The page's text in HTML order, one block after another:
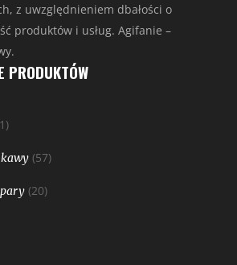
z uwzględnieniem dbałości o
produktów i usług. Agifanie –
PRODUKTÓW
kawy (57)
(20)